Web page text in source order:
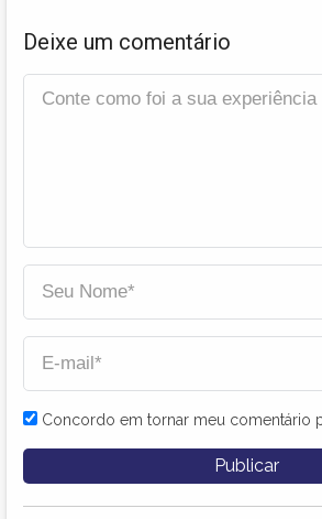
Deixe um comentário
Concordo em tornar meu comentário